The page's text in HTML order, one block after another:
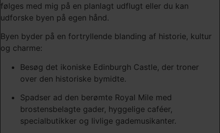
følges med mig på en planlagt udflugt eller du kan
udforske byen på egen hånd.
Byen byder på en fortryllende blanding af historie, kultur
og charme:
Besøg det ikoniske Edinburgh Castle, der troner
over den historiske bymidte.
Spadser ad den berømte Royal Mile med
brostensbelagte gader, hyggelige caféer,
specialbutikker og livlige gademusikanter.